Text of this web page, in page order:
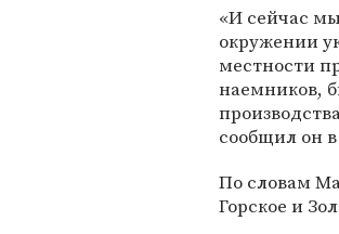
«И сейчас
окружении
местности
наемников,
сообщил он в
По словам
Горское и